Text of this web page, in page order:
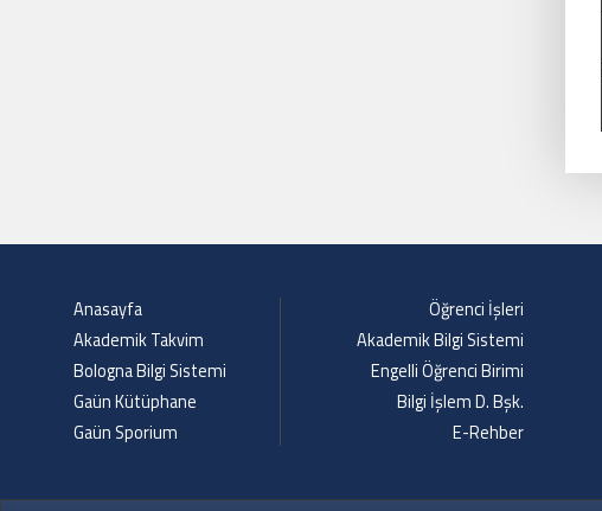
Anasayfa
Akademik Takvim
Bologna Bilgi Sistemi
Gaün Kütüphane
Gaün Sporium
Öğrenci İşleri
Akademik Bilgi Sistemi
Engelli Öğrenci Birimi
Bilgi İşlem D. Bşk.
E-Rehber